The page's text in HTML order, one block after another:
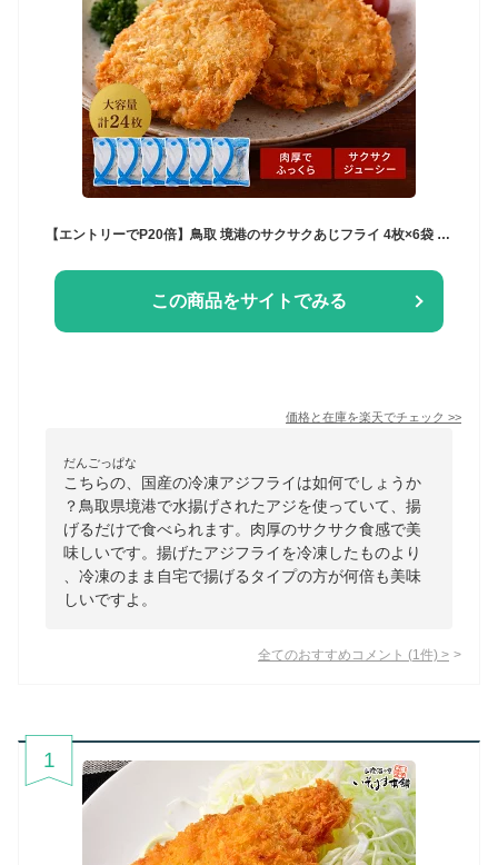
【エントリーでP20倍】鳥取 境港のサクサクあじフライ 4枚×6袋 美味しい アジフライ 取り寄せ あじフライ 鯵フライ あじふらい 国産アジフライ 揚げるだけ 冷凍 国産あじ使用 境港 魚フライ 冷凍フライ 冷凍あじ 冷凍鯵 揚げ物 簡単調理 冷凍おかず おかず お弁当 おつまみ
この商品をサイトでみる
価格と在庫を楽天でチェック >>
だんごっぱな
こちらの、国産の冷凍アジフライは如何でしょうか
？鳥取県境港で水揚げされたアジを使っていて、揚
げるだけで食べられます。肉厚のサクサク食感で美
味しいです。揚げたアジフライを冷凍したものより
、冷凍のまま自宅で揚げるタイプの方が何倍も美味
しいですよ。
全てのおすすめコメント (1 件) >
1